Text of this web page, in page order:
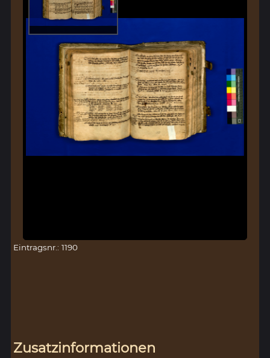
Eintragsnr.: 1190
Zusatzinformationen